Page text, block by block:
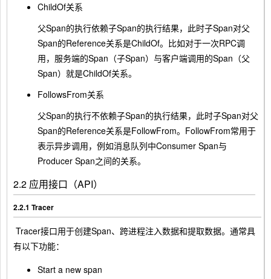
ChildOf关系
父Span的执行依赖子Span的执行结果，此时子Span对父
Span的Reference关系是ChildOf。比如对于一次RPC调
用，服务端的Span（子Span）与客户端调用的Span（父
Span）就是ChildOf关系。
FollowsFrom关系
父Span的执行不依赖子Span的执行结果，此时子Span对父
Span的Reference关系是FollowFrom。FollowFrom常用于
表示异步调用，例如消息队列中Consumer Span与
Producer Span之间的关系。
2.2 应用接口（API）
2.2.1 Tracer
​ Tracer接口用于创建Span、跨进程注入数据和提取数据。通常具
有以下功能：
Start a new span